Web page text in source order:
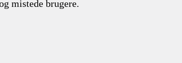
mistede brugere.